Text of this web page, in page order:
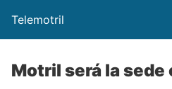
Telemotril
Motril será la sede